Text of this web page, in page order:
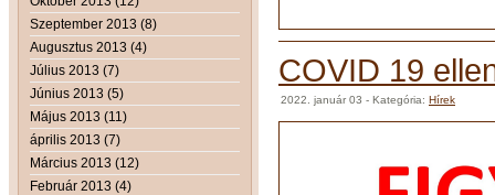
Szeptember 2013 (8)
Augusztus 2013 (4)
Július 2013 (7)
Június 2013 (5)
Május 2013 (11)
április 2013 (7)
Március 2013 (12)
Február 2013 (4)
COVID 19
2022. január 03 - Kategória: Hírek